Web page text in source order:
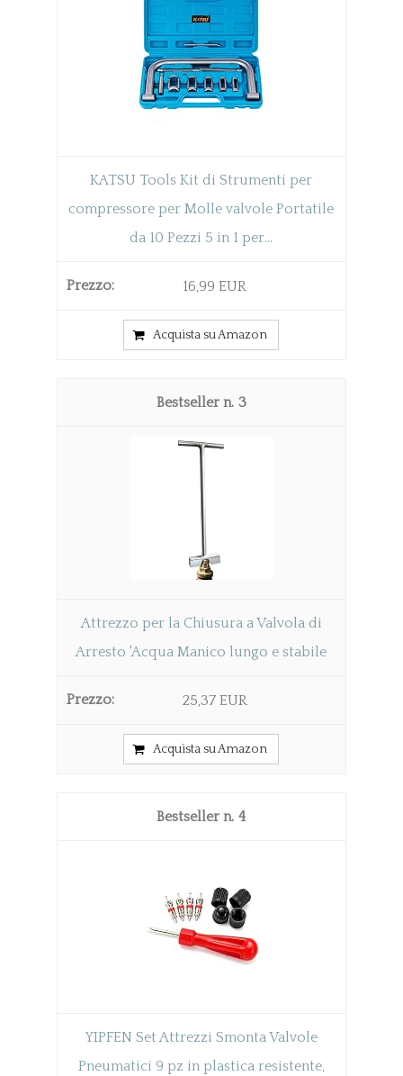
KATSU Tools Kit di Strumenti per
compressore per Molle valvole Portatile
da 10 Pezzi 5 in 1 per...
16,99 EUR
Acquista su Amazon
3
Attrezzo per la Chiusura a Valvola di
Arresto 'Acqua Manico lungo e stabile
25,37 EUR
Acquista su Amazon
4
YIPFEN Set Attrezzi Smonta Valvole
Pneumatici 9 pz in plastica resistente,